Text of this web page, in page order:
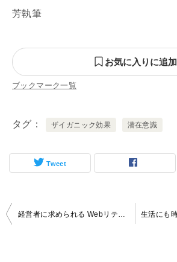
芳執筆
お気に入りに追加
ブックマーク一覧
タグ ザイガニック効果 潜在意識
Tweet
投